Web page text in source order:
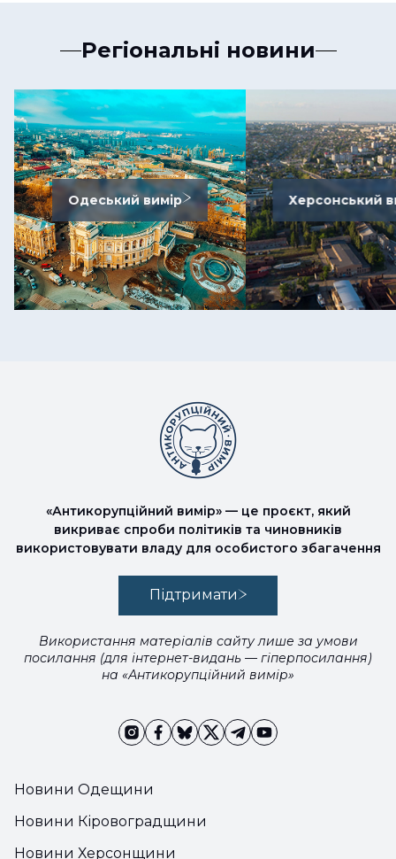
Регіональні новини
Одеський вимір Херсонський
Новини Одещини
Новини Кіровоградщини
Новини Херсонщини
«Антикорупційний вимір» — це проєкт, який
викриває спроби політиків та чиновників
використовувати владу для особистого збагачення
Підтримати
Використання матеріалів сайту лише за умови
посилання (для інтернет-видань — гіперпосилання)
на «Антикорупційний вимір»